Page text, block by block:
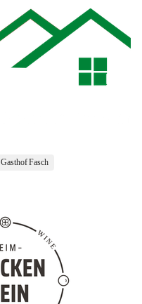
Gasthof Fasch